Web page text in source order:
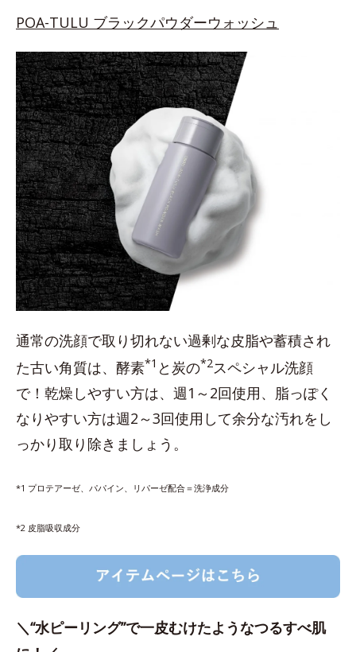
POA-TULU ブラックパウダーウォッシュ
通常の洗顔で取り切れない過剰な皮脂や蓄積され
た古い角質は、酵素*1 と炭の*2 スペシャル洗顔
で！乾燥しやすい方は、週1～2回使用、脂っぽく
なりやすい方は週2～3回使用して余分な汚れをし
っかり取り除きましょう。
*1 プロテアーゼ、パパイン、リパーゼ配合＝洗浄成分
*2 皮脂吸収成分
＼“水ピーリング”で一皮むけたようなつるすべ肌